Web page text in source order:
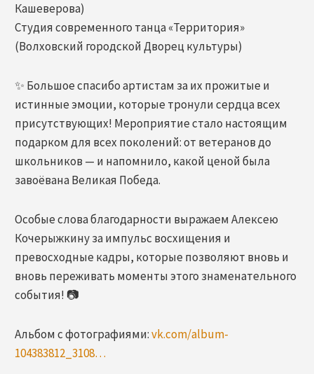
Кашеверова)
Студия современного танца «Территория»
(Волховский городской Дворец культуры)
✨ Большое спасибо артистам за их прожитые и
истинные эмоции, которые тронули сердца всех
присутствующих! Мероприятие стало настоящим
подарком для всех поколений: от ветеранов до
школьников — и напомнило, какой ценой была
завоёвана Великая Победа.
Особые слова благодарности выражаем Алексею
Кочерыжкину за импульс восхищения и
превосходные кадры, которые позволяют вновь и
вновь переживать моменты этого знаменательного
события! 📷
Альбом с фотографиями:vk.com/album-
104383812_3108…